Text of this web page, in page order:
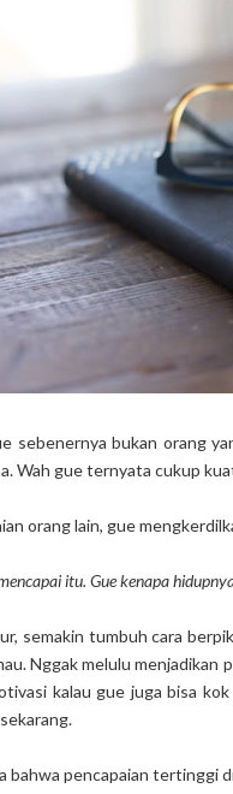
sebenernya bukan orang
Wah gue ternyata cukup
orang lain, gue
itu. Gue kenapa
semakin tumbuh cara
Nggak melulu
kalau gue juga bisa
bahwa pencapaian tertinggi